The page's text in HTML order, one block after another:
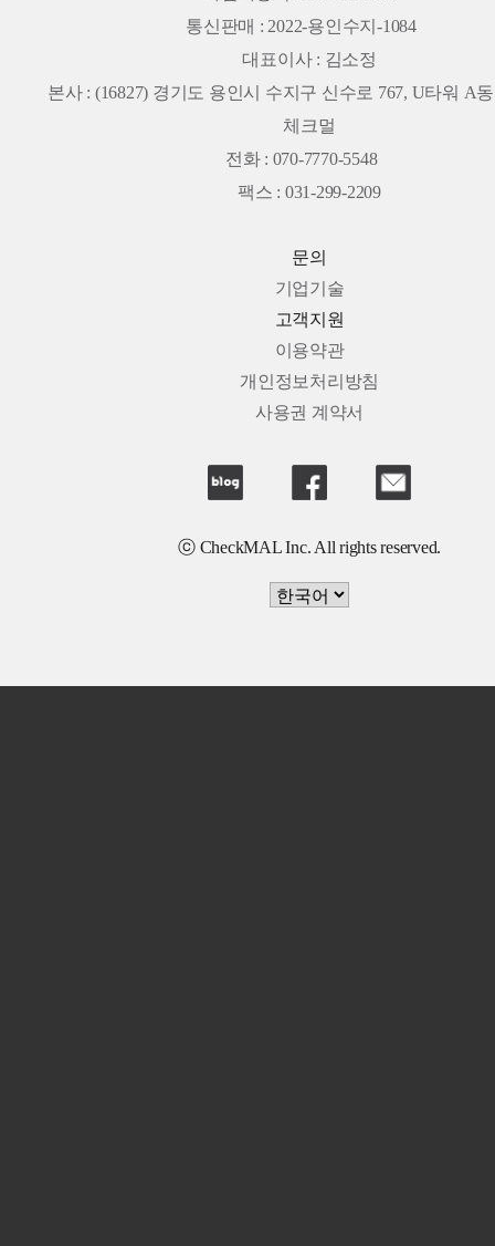
통신판매 : 2022-용인수지-1084
대표이사 : 김소정
본사 : (16827) 경기도 용인시 수지구 신수로 767, U타워 A
체크멀
전화 : 070-7770-5548
팩스 : 031-299-2209
문의
기업기술
고객지원
이용약관
개인정보처리방침
사용권 계약서
ⓒ CheckMAL Inc. All rights reserved.